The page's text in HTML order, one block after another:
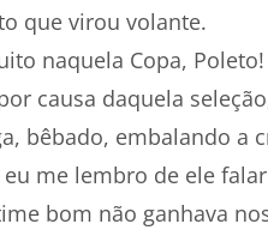
que virou volante.
naquela Copa,
causa daquela
bêbado, embalando a
eu me lembro de ele
bom não ganhava